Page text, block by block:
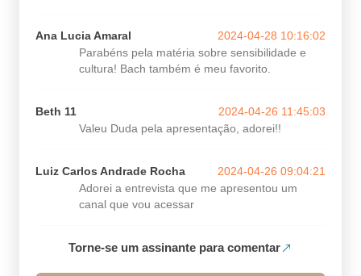
Ana Lucia Amaral
2024-04-28 10:16:02
Parabéns pela matéria sobre sensibilidade e
cultura! Bach também é meu favorito.
Beth 11
2024-04-26 11:45:03
Valeu Duda pela apresentação, adorei!!
Luiz Carlos Andrade Rocha
2024-04-26 09:04:21
Adorei a entrevista que me apresentou um
canal que vou acessar
Torne-se um assinante para comentar